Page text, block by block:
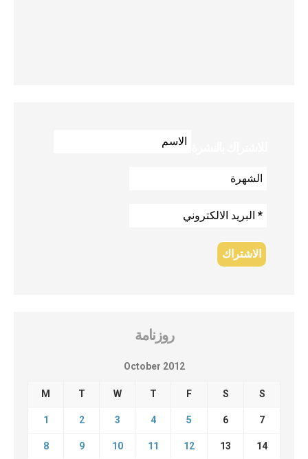
روزنامة
October 2012
M T W T F S S
1 2 3 4 5 6 7
8 9 10 11 12 13 14